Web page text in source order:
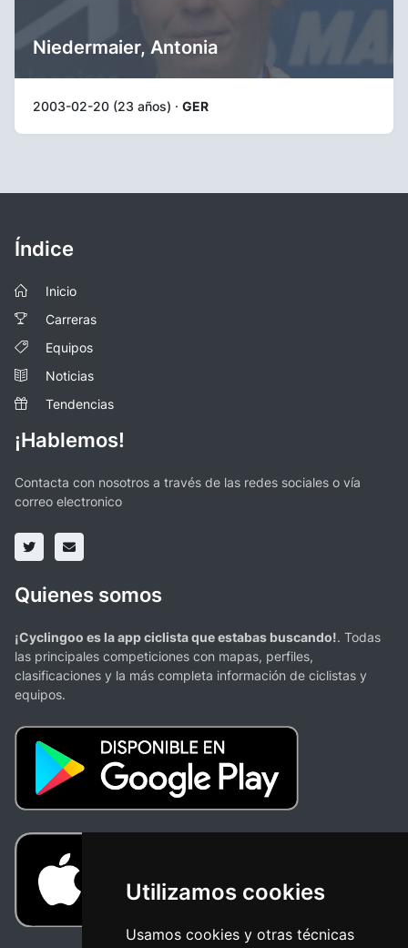
Utilizamos cookies
Usamos cookies y otras técnicas
Niedermaier, Antonia
2003-02-20 (23 años) · GER
Índice
Inicio
Carreras
Equipos
Noticias
Tendencias
¡Hablemos!
Contacta con nosotros a través de las redes sociales o vía
correo electronico
Quienes somos
¡Cyclingoo es la app ciclista que estabas buscando!. Todas
las principales competiciones con mapas, perfiles,
clasificaciones y la más completa información de ciclistas y
equipos.